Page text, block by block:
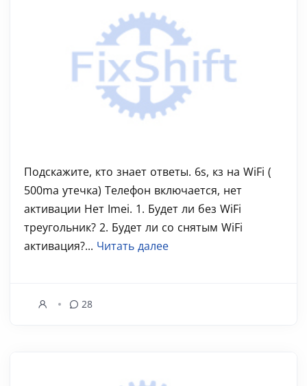
Подскажите, кто знает ответы. 6s, кз на WiFi (
500ma утечка) Телефон включается, нет
активации Нет Imei. 1. Будет ли без WiFi
треугольник? 2. Будет ли со снятым WiFi
активация?... Читать далее
28